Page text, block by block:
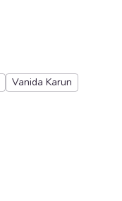
Vanida Karun